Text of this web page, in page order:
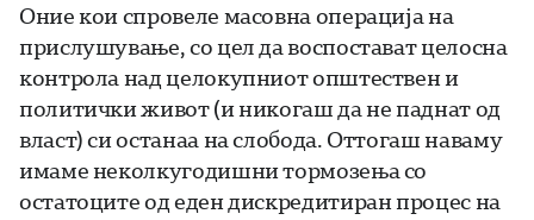
Оние кои спровеле масовна операција на
прислушување, со цел да воспостават целосна
контрола над целокупниот општествен и
политички живот (и никогаш да не паднат од
власт) си останаа на слобода. Оттогаш наваму
имаме неколкугодишни тормозења со
остатоците од еден дискредитиран процес на